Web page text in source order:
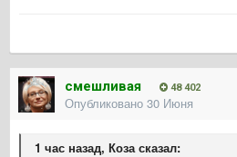
смешливая 48 402
Опубликовано 30 Июня
1 час назад, Коза сказал: